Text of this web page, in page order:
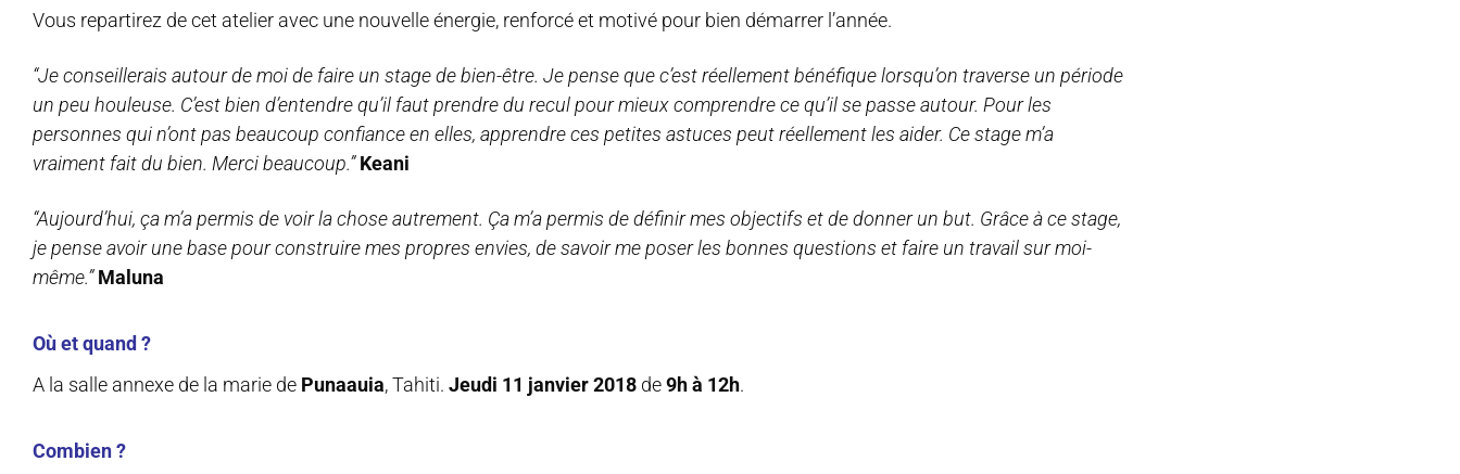
Vous repartirez de cet atelier avec une nouvelle énergie, renforcé et motivé pour bien démarrer l’année.
“Je conseillerais autour de moi de faire un stage de bien-être. Je pense que c’est réellement bénéfique lorsqu’on traverse un période
un peu houleuse. C’est bien d’entendre qu’il faut prendre du recul pour mieux comprendre ce qu’il se passe autour. Pour les
personnes qui n’ont pas beaucoup confiance en elles, apprendre ces petites astuces peut réellement les aider. Ce stage m’a
vraiment fait du bien. Merci beaucoup.”Keani
“Aujourd’hui, ça m’a permis de voir la chose autrement. Ça m’a permis de définir mes objectifs et de donner un but. Grâce à ce stage,
je pense avoir une base pour construire mes propres envies, de savoir me poser les bonnes questions et faire un travail sur moi-
même.” Maluna
Où et quand ?
A la salle annexe de la marie de Punaauia, Tahiti. Jeudi 11 janvier 2018 de9h à 12h.
Combien ?